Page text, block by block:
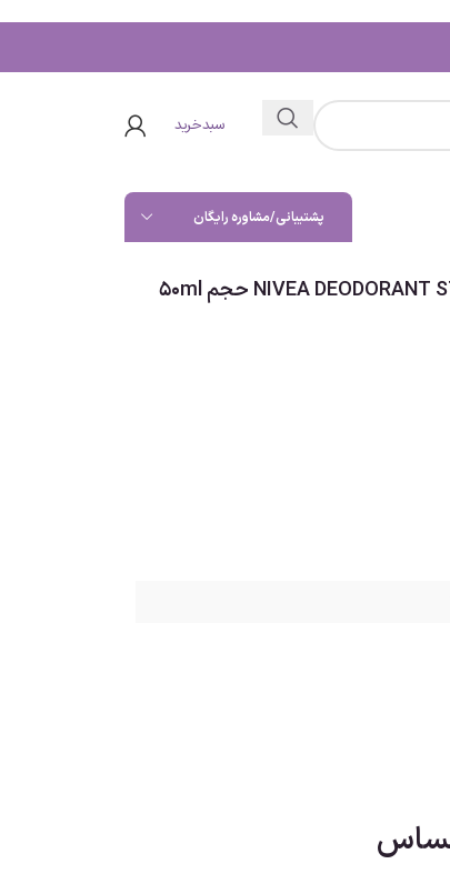
سبدخرید
پشتیبانی/مشاوره رایگان
مام نیوا صابونی مردانه NIVEA DEODORANT STICK DRY IMPACT حجم 50ml